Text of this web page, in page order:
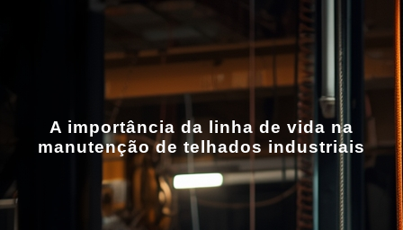
A importância da linha de vida na
manutenção de telhados industriais